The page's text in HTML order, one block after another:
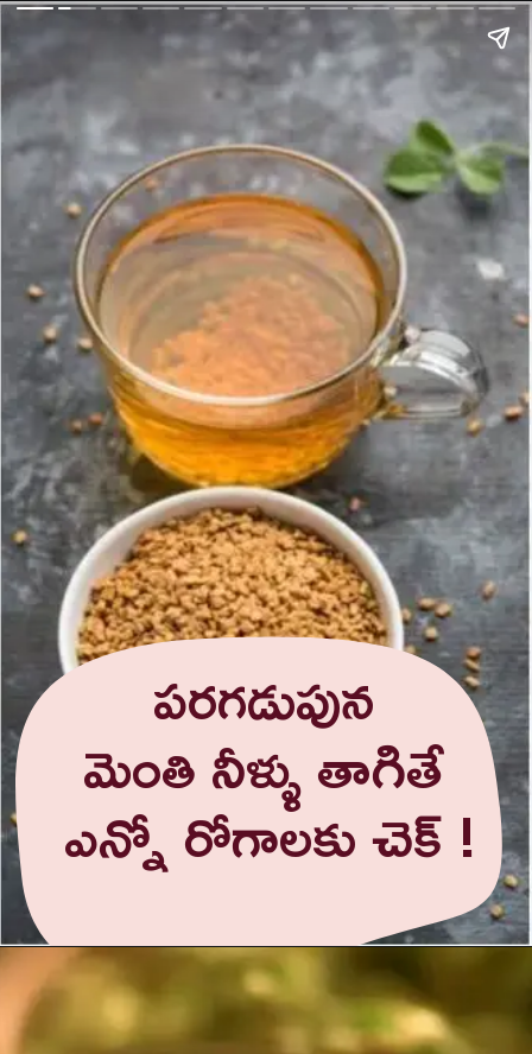
పరగడుపున
మెంతి నీళ్ళు తాగితే
ఎన్నో రోగాలకు చెక్ !